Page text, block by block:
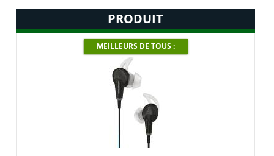
PRODUIT
MEILLEURS DE TOUS :